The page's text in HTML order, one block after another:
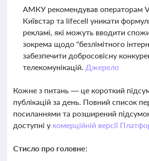
АМКУ рекомендував операторам
Київстар та lifecell уникати
рекламі, які можуть вводити
зокрема щодо "безлімітного
забезпечити добросовісну
телекомунікацій. Джерело
Кожне з питань — це короткий
публікацій за день. Повний список
посиланнями та розширений
доступні у комерційній версії
Стисло про головне: